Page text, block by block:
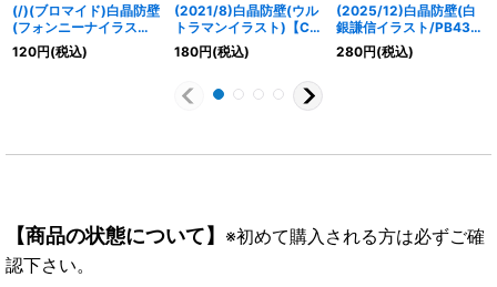
(/)(ブロマイド)白晶防壁
(フォンニーナイラスト)
【-】{D04-10}《》
120円(税込)
(2021/8)白晶防壁(ウル
トラマンイラスト)【C】
{BS52-RV008}《白》
180円(税込)
(2025/12)白晶防壁(白
銀謙信イラスト/PB43収
録)【C】{BS52-
RV008}《白》
280円(税込)
【商品の状態について】 ※初めて購入される方は必ずご確
認下さい。